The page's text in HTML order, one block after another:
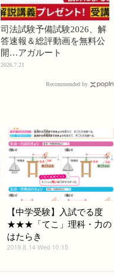
司法試験予備試験2026、解
答速報＆総評動画を無料公
開…アガルート
2026.7.21
Recommended by
【中学受験】入試でる度
★★★「てこ」理科・力の
はたらき
2019.8.14 Wed 10:15